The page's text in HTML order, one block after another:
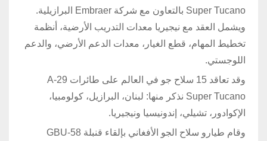
Super Tucano بالتعاون مع شركة Embraer البرازيلية.
ويشمل العقد مع نيجيريا معدات التدريب الأرضية، أنظمة
تخطيط المهام، قطع الغيار، معدات الدعم الأرضي، والدعم
اللوجستي.
وقد تعاقد 15 سلاح جو في العالم على طائرات A-29
Super Tucano نذكر منها: لبنان، البرازيل، كولومبيا،
الإكوادور، تشيلي، إندونيسيا ونيجيريا.
وقام طيارو سلاح الجو الأفغاني بإلقاء قنبلة GBU-58